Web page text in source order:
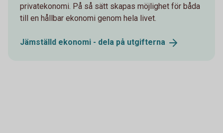
privatekonomi. På så sätt skapas möjlighet för båda
till en hållbar ekonomi genom hela livet.
Jämställd ekonomi - dela på utgifterna